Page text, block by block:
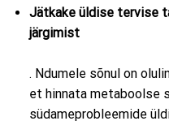
Jätkake üldise tervise
järgimist
. Ndumele sõnul on
et hinnata metaboolse
südameprobleemide